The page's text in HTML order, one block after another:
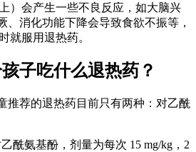
）会产生一些不良反应，如大脑兴
、消化功能下降会导致食欲不振等，
就服用退热药。
子吃什么退热药？
推荐的退热药目前只有两种：对乙酰
酰氨基酚，剂量为每次 15 mg/kg，2